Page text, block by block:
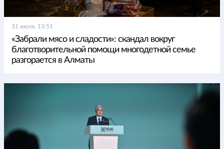
31 июля, 13:51
«Забрали мясо и сладости»: скандал вокруг
благотворительной помощи многодетной семье
разгорается в Алматы